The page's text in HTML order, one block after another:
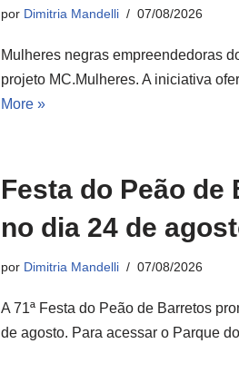
por Dimitria Mandelli 07/08/2026
Mulheres negras empreendedoras
projeto MC.Mulheres. A iniciativa
More »
Festa do Peão
no dia 24 de
por Dimitria Mandelli 07/08/2026
A 71ª Festa do Peão de Barretos
de agosto. Para acessar o Parque